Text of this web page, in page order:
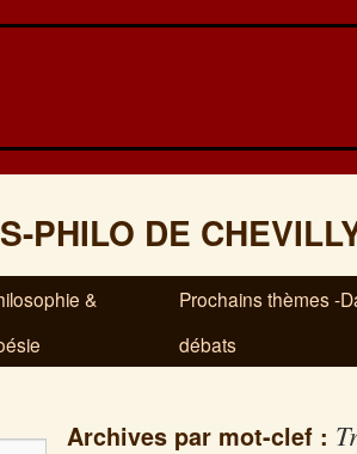
PHILO DE
&
Prochains thèmes -
débats
Archives par mot-clef :